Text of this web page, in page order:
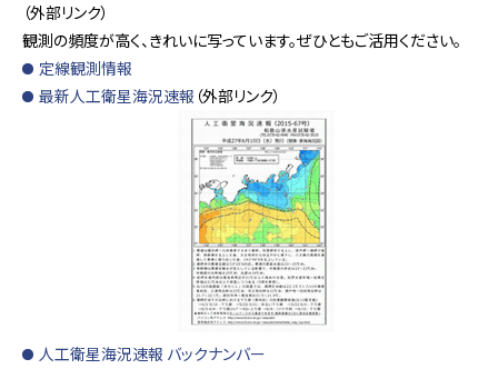
（外部リンク）
観測の頻度が高く、きれいに写っています。ぜひともご活用ください。
定線観測情報
最新人工衛星海況速報 （外部リンク）
人工衛星海況速報 バックナンバー